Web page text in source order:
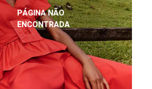
PÁGINA NÃO
ENCONTRADA